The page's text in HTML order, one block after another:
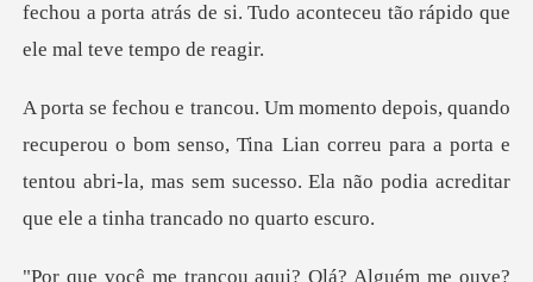
fechou a porta atrás de
senso, Tina Lian correu para a porta e
tentou abri-la, mas sem sucess